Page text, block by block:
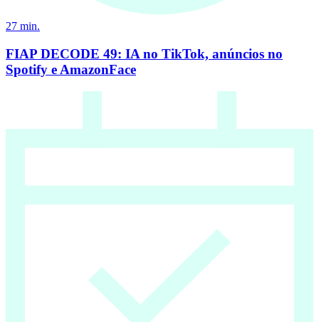
27 min.
FIAP DECODE 49: IA no TikTok, anúncios no
Spotify e AmazonFace